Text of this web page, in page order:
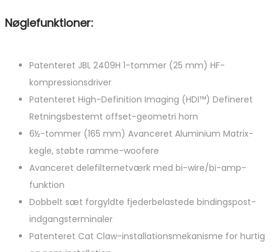
Nøglefunktioner:
Patenteret JBL 2409H 1-tommer (25 mm) HF-
kompressionsdriver
Patenteret High-Definition Imaging (HDI™) Defineret
Retningsbestemt offset-geometri horn
6½-tommer (165 mm) Avanceret Aluminium Matrix-
kegle, støbte ramme-woofere
Avanceret delefilternetværk med bi-wire/bi-amp-
funktion
Dobbelt sæt forgyldte fjederbelastede bindingspost-
indgangsterminaler
Patenteret Cat Claw-installationsmekanisme for hurtig